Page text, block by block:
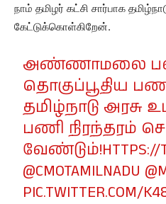
நாம் தமிழர் கட்சி சார்பாக
கேட்டுக்கொள்கிறேன்.
அண்ணாமலை
தொகுப்பூதிய
தமிழ்நாடு அரசு
பணி நிரந்தரம்
வேண்டும்!HTTPS://
@CMOTAMILNADU
PIC.TWITTER.COM/